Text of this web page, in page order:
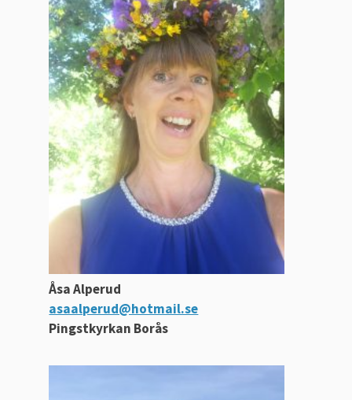
Åsa Alperud
asaalperud@hotmail.se
Pingstkyrkan Borås